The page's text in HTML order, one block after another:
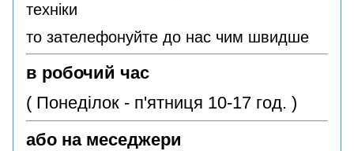
техніки
то зателефонуйте до нас чим швидше
в робочий час
( Понеділок - п'ятниця 10-17 год. )
або на меседжери